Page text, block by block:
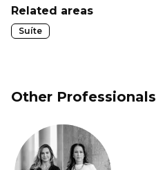
Related areas
Suíte
Other Professionals